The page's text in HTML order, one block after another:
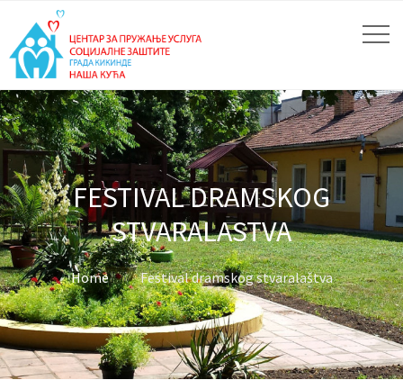
FESTIVAL DRAMSKOG
STVARALASTVA
Home Festival dramskog stvaralaštva